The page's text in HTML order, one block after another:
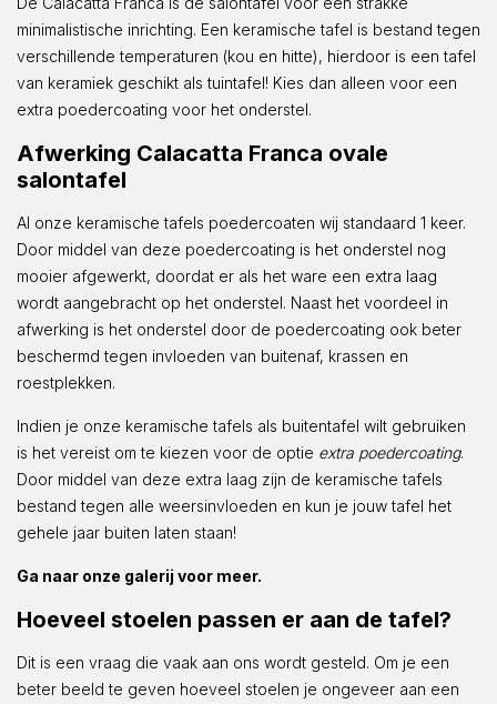
minimalistische inrichting. Een keramische tafel is bestand tegen
verschillende temperaturen (kou en hitte), hierdoor is een tafel
van keramiek geschikt als tuintafel! Kies dan alleen voor een
extra poedercoating voor het onderstel.
Afwerking Calacatta Franca ovale
salontafel
Al onze keramische tafels poedercoaten wij standaard 1 keer.
Door middel van deze poedercoating is het onderstel nog
mooier afgewerkt, doordat er als het ware een extra laag
wordt aangebracht op het onderstel. Naast het voordeel in
afwerking is het onderstel door de poedercoating ook beter
beschermd tegen invloeden van buitenaf, krassen en
roestplekken.
Indien je onze keramische tafels als buitentafel wilt gebruiken
is het vereist om te kiezen voor de optie extra poedercoating.
Door middel van deze extra laag zijn de keramische tafels
bestand tegen alle weersinvloeden en kun je jouw tafel het
gehele jaar buiten laten staan!
Ga naar onze galerij voor meer.
Hoeveel stoelen passen er aan de tafel?
Dit is een vraag die vaak aan ons wordt gesteld. Om je een
beter beeld te geven hoeveel stoelen je ongeveer aan een